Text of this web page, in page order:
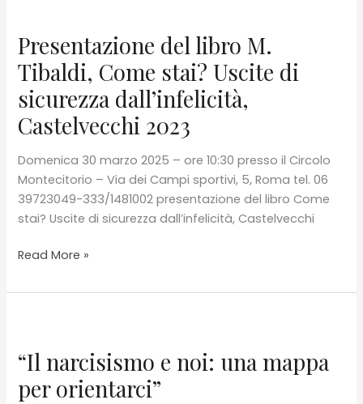
Come
stai?
Uscite
di
sicurezza
dall’infelicità,
Castelvecchi
Presentazione del libro M.
Tibaldi, Come stai? Uscite di
sicurezza dall’infelicità,
Castelvecchi 2023
Domenica 30 marzo 2025 – ore 10:30 presso il Circolo
Montecitorio – Via dei Campi sportivi, 5, Roma tel. 06
39723049-333/1481002 presentazione del libro Come
stai? Uscite di sicurezza dall’infelicità, Castelvecchi
Presentazione
libro
Come
stai?
Uscite
Read More »
“Il narcisismo e noi: una mappa
per orientarci”